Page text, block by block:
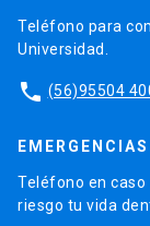
Teléfono para
Universidad.
phone (56)95504
Teléfono en
riesgo tu vida